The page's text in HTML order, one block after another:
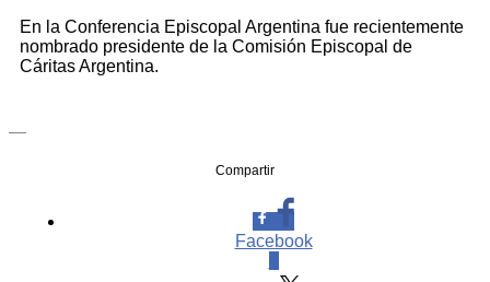
En la Conferencia Episcopal Argentina fue recientemente
nombrado presidente de la Comisión Episcopal de
Cáritas Argentina.
—
Compartir
Facebook